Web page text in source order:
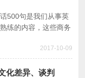
500句是我们从事英
练的内容，这些商务
同事沟通交流所必备
2017-10-09
化差异、谈判